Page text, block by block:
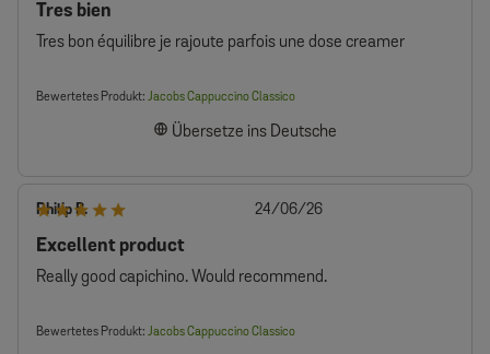
Tres bien
Tres bon équilibre je rajoute parfois une dose creamer
Bewertetes Produkt: Jacobs Cappuccino Classico
Übersetze ins Deutsche
Philip B.
Excellent product
Really good capichino. Would recommend.
Bewertetes Produkt: Jacobs Cappuccino Classico
Veröffentlichungsdatum
24/06/26